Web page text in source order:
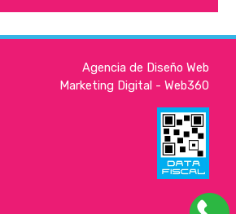
Agencia de Diseño Web
Marketing Digital - Web360